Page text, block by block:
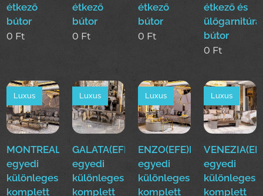
étkező
bútor
0 Ft
étkező
bútor
0 Ft
étkező
bútor
0 Ft
étkező és
ülőgarnitúra
bútor
0 Ft
MONTREAL(EFE)Luxus
egyedi
különleges
komplett
Luxus
GALATA(EFE)Luxus
egyedi
különleges
komplett
Luxus
ENZO(EFE)Luxus
egyedi
különleges
komplett
Luxus
egyedi
különleges
komplett
Luxus